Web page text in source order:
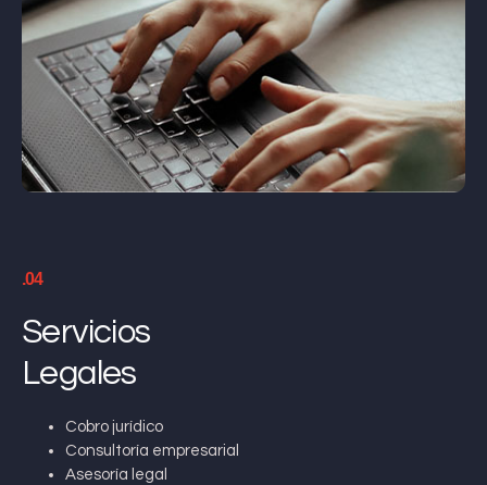
.04
Servicios
Legales
Cobro jurídico
Consultoría empresarial
Asesoría legal